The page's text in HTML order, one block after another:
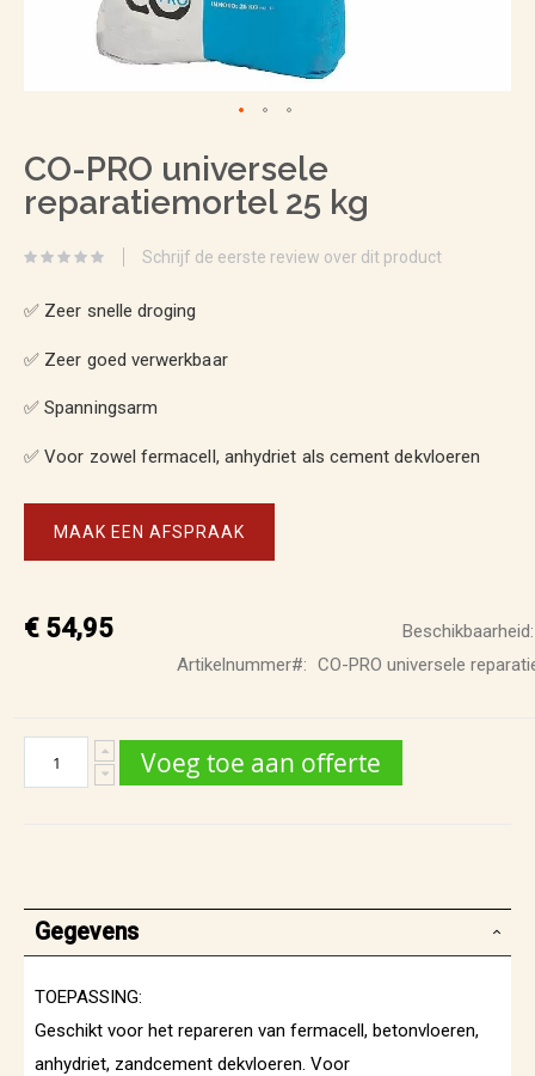
naar
het
de
CO-PRO universele
reparatiemortel 25 kg
Schrijf de eerste review over dit product
✅ Zeer snelle droging
✅ Zeer goed verwerkbaar
✅ Spanningsarm
✅ Voor zowel fermacell, anhydriet als cement dekvloeren
MAAK EEN AFSPRAAK
€ 54,95
Beschikbaarheid:
Artikelnummer
CO-PRO universele
Voeg toe aan offerte
Gegevens
TOEPASSING:
Geschikt voor het repareren van fermacell, betonvloeren,
anhydriet, zandcement dekvloeren. Voor